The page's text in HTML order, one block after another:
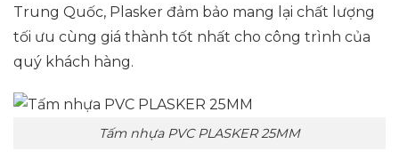
Trung Quốc, Plasker đảm bảo mang lại chất lượng
tối ưu cùng giá thành tốt nhất cho công trình của
quý khách hàng.
Tấm nhựa PVC PLASKER 25MM